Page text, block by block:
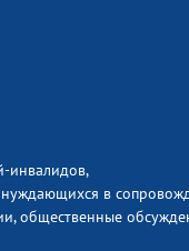
инвалидов,
нуждающихся в
общественные